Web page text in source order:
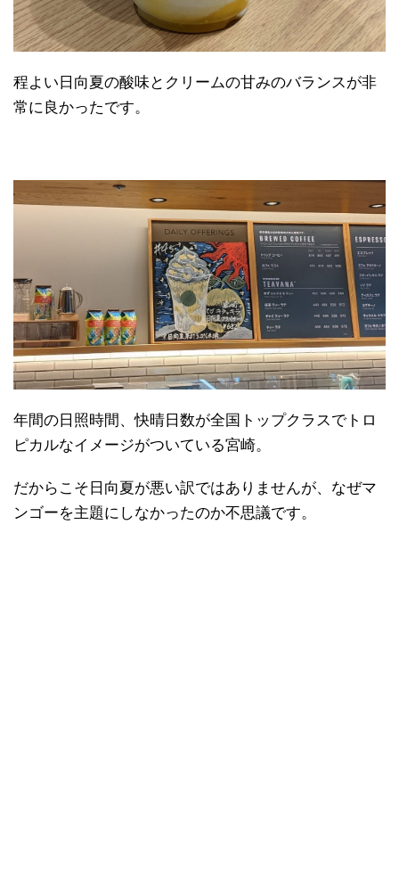
程よい日向夏の酸味とクリームの甘みのバランスが非
常に良かったです。
年間の日照時間、快晴日数が全国トップクラスでトロ
ピカルなイメージがついている宮崎。
だからこそ日向夏が悪い訳ではありませんが、なぜマ
ンゴーを主題にしなかったのか不思議です。